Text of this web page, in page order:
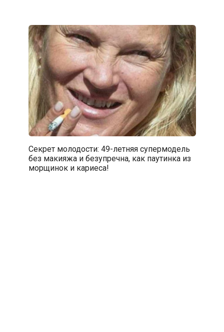
Секрет молодости: 49-летняя супермодель
без макияжа и безупречна, как паутинка из
морщинок и кариеса!